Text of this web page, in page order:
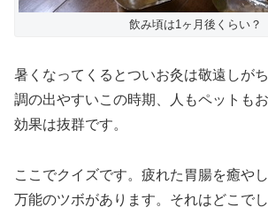
飲み頃は1ヶ月後くらい？
暑くなってくるとついお灸は敬遠しが
調の出やすいこの時期、人もペットも
効果は抜群です。
ここでクイズです。疲れた胃腸を癒や
万能のツボがあります。それはどこで